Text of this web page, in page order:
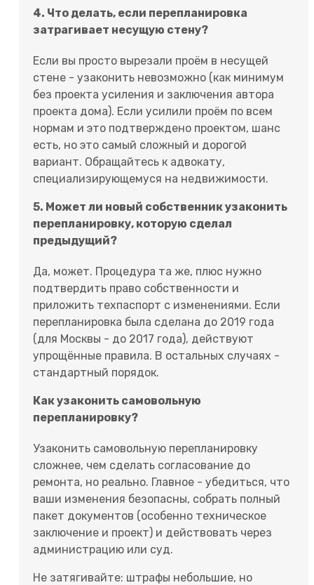
4. Что делать, если перепланировка
затрагивает несущую стену?
Если вы просто вырезали проём в несущей
стене - узаконить невозможно (как минимум
без проекта усиления и заключения автора
проекта дома). Если усилили проём по всем
нормам и это подтверждено проектом, шанс
есть, но это самый сложный и дорогой
вариант. Обращайтесь к адвокату,
специализирующемуся на недвижимости.
5. Может ли новый собственник узаконить
перепланировку, которую сделал
предыдущий?
Да, может. Процедура та же, плюс нужно
подтвердить право собственности и
приложить техпаспорт с изменениями. Если
перепланировка была сделана до 2019 года
(для Москвы - до 2017 года), действуют
упрощённые правила. В остальных случаях -
стандартный порядок.
Как узаконить самовольную
перепланировку?
Узаконить самовольную перепланировку
сложнее, чем сделать согласование до
ремонта, но реально. Главное - убедиться, что
ваши изменения безопасны, собрать полный
пакет документов (особенно техническое
заключение и проект) и действовать через
администрацию или суд.
Не затягивайте: штрафы небольшие, но